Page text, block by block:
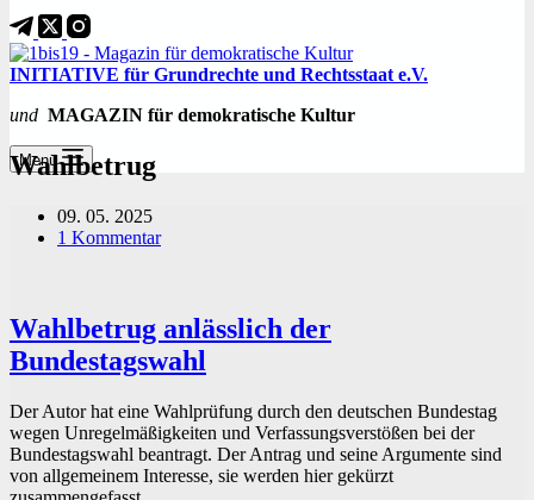
INITIATIVE für Grundrechte und Rechtsstaat e.V.
und MAGAZIN für demokratische Kultur
Menü
Wahlbetrug
09. 05. 2025
1 Kommentar
Wahlbetrug anlässlich der
Bundestagswahl
Der Autor hat eine Wahlprüfung durch den deutschen Bundestag
wegen Unregelmäßigkeiten und Verfassungsverstößen bei der
Bundestagswahl beantragt. Der Antrag und seine Argumente sind
von allgemeinem Interesse, sie werden hier gekürzt